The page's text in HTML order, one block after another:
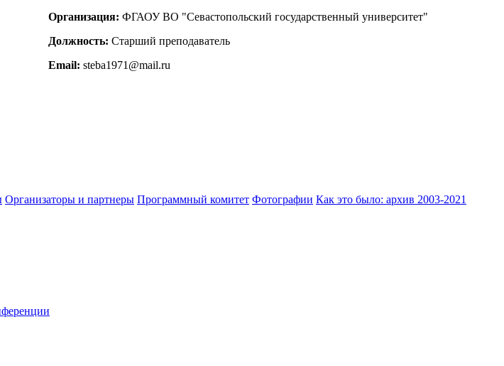
Организация: ФГАОУ ВО "Севастопольский государственный университет"
Должность: Старший преподаватель
Email: steba1971@mail.ru
Организаторы и партнеры Программный комитет Фотографии Как это было: архив 2003-2021